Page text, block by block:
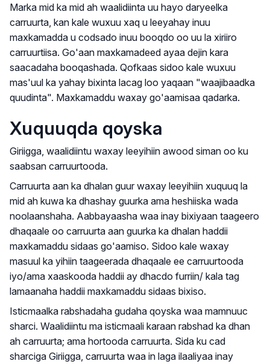
Marka mid ka mid ah waalidiinta uu hayo daryeelka
carruurta, kan kale wuxuu xaq u leeyahay inuu
maxkamadda u codsado inuu booqdo oo uu la xiriiro
carruurtiisa. Go'aan maxkamadeed ayaa dejin kara
saacadaha booqashada. Qofkaas sidoo kale wuxuu
mas'uul ka yahay bixinta lacag loo yaqaan "waajibaadka
quudinta". Maxkamaddu waxay go'aamisaa qadarka.
Xuquuqda qoyska
Giriigga, waalidiintu waxay leeyihiin awood siman oo ku
saabsan carruurtooda.
Carruurta aan ka dhalan guur waxay leeyihiin xuquuq la
mid ah kuwa ka dhashay guurka ama heshiiska wada
noolaanshaha. Aabbayaasha waa inay bixiyaan taageero
dhaqaale oo carruurta aan guurka ka dhalan haddii
maxkamaddu sidaas go'aamiso. Sidoo kale waxay
masuul ka yihiin taageerada dhaqaale ee carruurtooda
iyo/ama xaaskooda haddii ay dhacdo furriin/ kala tag
lamaanaha haddii maxkamaddu sidaas bixiso.
Isticmaalka rabshadaha gudaha qoyska waa mamnuuc
sharci. Waalidiintu ma isticmaali karaan rabshad ka dhan
ah carruurta; ama hortooda carruurta. Sida ku cad
sharciga Giriigga, carruurta waa in laga ilaaliyaa inay